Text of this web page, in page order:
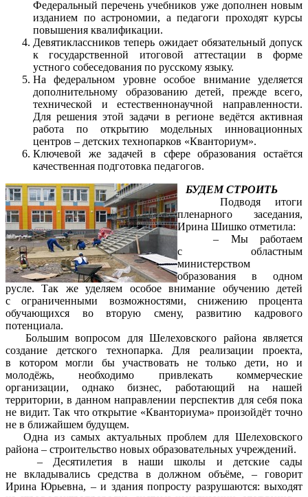
Федеральный перечень учебников уже дополнен новым
изданием по астрономии, а педагоги проходят курсы
повышения квалификации.
Девятиклассников теперь ожидает обязательный допуск
к государственной итоговой аттестации в форме
устного собеседования по русскому языку.
На федеральном уровне особое внимание уделяется
дополнительному образованию детей, прежде всего,
технической и естественнонаучной направленности.
Для решения этой задачи в регионе ведётся активная
работа по открытию модельных инновационных
центров – детских технопарков «Кванториум».
Ключевой же задачей в сфере образования остаётся
качественная подготовка педагогов.
БУДЕМ СТРОИТЬ
Подводя итоги
пленарного заседания,
Ирина Шишко отметила:
– Мы работаем
с областным
министерством
образования в одном
русле. Так же уделяем особое внимание обучению детей
с ограниченными возможностями, снижению процента
обучающихся во вторую смену, развитию кадрового
потенциала.
Большим вопросом для Шелеховского района является
создание детского технопарка. Для реализации проекта,
в котором могли бы участвовать не только дети, но и
молодёжь, необходимо привлекать коммерческие
организации, однако бизнес, работающий на нашей
территории, в данном направлении перспектив для себя пока
не видит. Так что открытие «Кванториума» произойдёт точно
не в ближайшем будущем.
Одна из самых актуальных проблем для Шелеховского
района – строительство новых образовательных учреждений.
– Десятилетия в наши школы и детские сады
не вкладывались средства в должном объёме, – говорит
Ирина Юрьевна, – и здания попросту разрушаются: выходят